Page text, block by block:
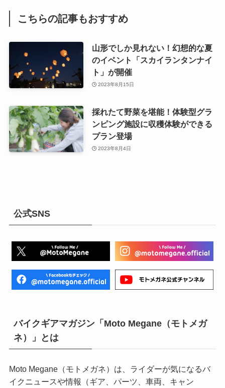
こちらの記事もおすすめ
山形でしか見れない！幻想的な夏
のイベント「スカイランタンナイ
ト」が開催
2023年8月15日
採れたて野菜を堪能！体験型グラ
ンピング施設に収穫体験ができる
プラン登場
2023年8月4日
公式SNS
バイクギアマガジン「Moto Megane（モトメガ
ネ）」とは
Moto Megane（モトメガネ）は、ライダーが気になるバ
イクニュースや情報（ギア、パーツ、車両、キャン